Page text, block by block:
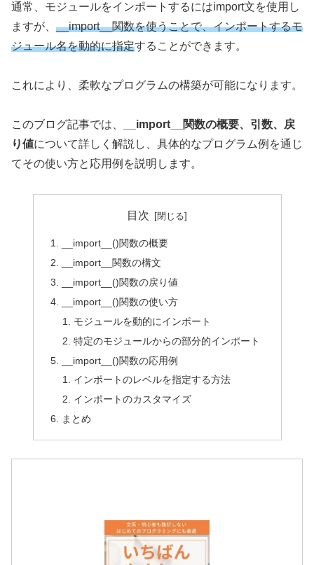
通常、モジュールをインポートするにはimport文を使用し
ますが、 __import__関数を使うことで、インポートするモ
ジュール名を動的に指定することができます。
これにより、柔軟なプログラムの構築が可能になります。
このブログ記事では、
__import__関数の概要、引数、戻
り値について詳しく解説し、具体的なプログラム例を通じ
てその使い方と応用例を説明します。
目次
__import__()関数の概要
__import__関数の構文
__import__()関数の戻り値
__import__()関数の使い方
モジュールを動的にインポート
特定のモジュールからの部分的インポート
__import__()関数の応用例
インポートのレベルを指定する方法
インポートのカスタマイズ
まとめ